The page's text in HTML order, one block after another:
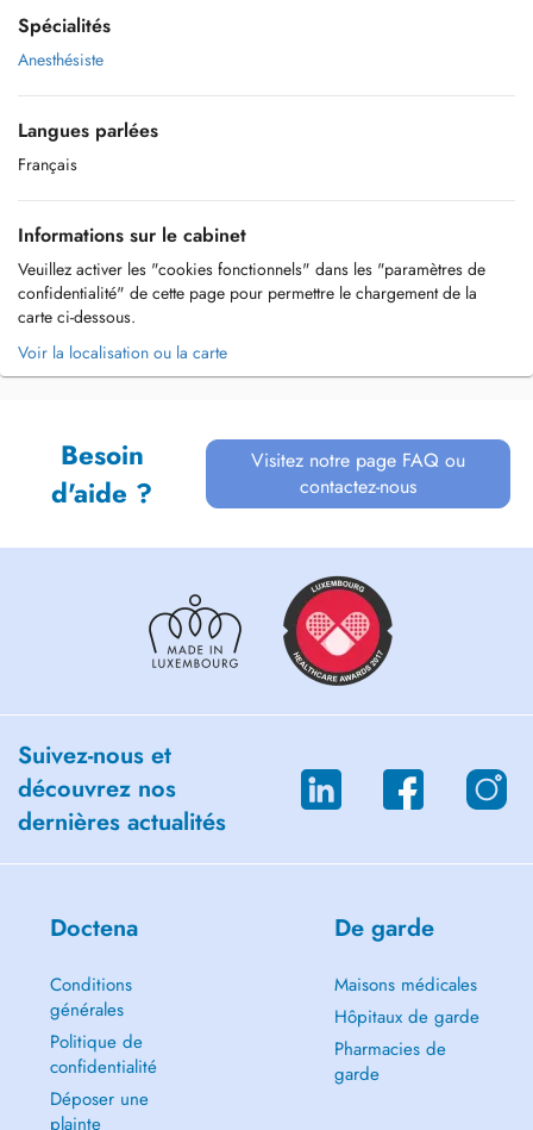
Spécialités
Anesthésiste
Langues parlées
Français
Informations sur le cabinet
Veuillez activer les "cookies fonctionnels" dans les "paramètres de
confidentialité" de cette page pour permettre le chargement de la
carte ci-dessous.
Voir la localisation ou la carte
Besoin
d'aide ?
Visitez notre page FAQ ou
contactez-nous
Suivez-nous et
découvrez nos
dernières actualités
Doctena
Conditions
générales
Politique de
confidentialité
Déposer une
plainte
De garde
Maisons médicales
Hôpitaux de garde
Pharmacies de
garde